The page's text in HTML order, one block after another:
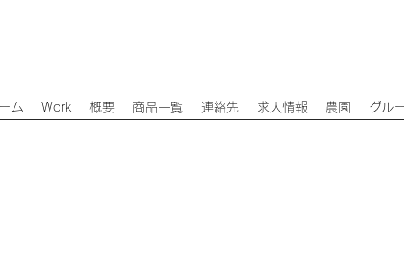
ム Work 概要 商品一覧 連絡先 求人情報 農園 グル